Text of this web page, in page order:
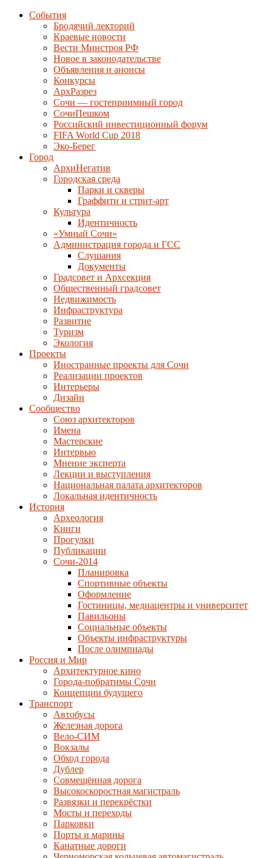
События
Бродячий лекторий
Краевые новости
Вести Минстроя РФ
Новое в законодательстве
Объявления и анонсы
Конкурсы
АрхРазрез
Сочи — гостеприимный город
СочиПешком
Российский инвестиционный форум
FIFA World Cup 2018
Эко-Берег
Город
АрхиНегатив
Городская среда
Парки и скверы
Граффити и стрит-арт
Культура
Идентичность
«Умный Сочи»
Администрация города и ГСС
Слушания
Документы
Градсовет и Архсекция
Общественный градсовет
Недвижимость
Инфраструктура
Развитие
Туризм
Экология
Проекты
Иностранные проекты для Сочи
Реализации проектов
Интерьеры
Дизайн
Сообщество
Союз архитекторов
Имена
Мастерские
Интервью
Мнение эксперта
Лекции и выступления
Национальная палата архитекторов
Локальная идентичность
История
Археология
Книги
Прогулки
Публикации
Сочи-2014
Планировка
Спортивные объекты
Оформление
Гостиницы, медиацентры и университет
Павильоны
Социальные объекты
Объекты инфраструктуры
После олимпиады
Россия и Мир
Архитектурное кино
Города-побратимы Сочи
Концепции будущего
Транспорт
Автобусы
Железная дорога
Вело-СИМ
Вокзалы
Обход города
Дублер
Совмещённая дорога
Высокоскоростная магистраль
Развязки и перекрёстки
Мосты и переходы
Парковки
Порты и марины
Канатные дороги